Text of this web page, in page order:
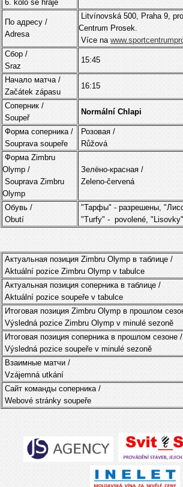
6. kolo se hráje
По адресу /
Adresa
Litvínovská 500, Praha 9,
Centrum Prosek.
Více na
Cбор /
Sraz
15:45
Начало матча /
Začátek zápasu
16:15
Соперник /
Soupeř
Normální Chlapi
Форма соперника /
Souprava soupeře
Розовая /
Růžová
Форма Zimbru
Olymp /
Souprava Zimbru
Olymp
Зелёно-красная /
Zeleno-červená
Обувь /
Obutí
"Тарфы" - разрешены,
"Turfy" - povolené,
Актуальная позиция Zimbru Olymp в таблице /
Aktuální pozice Zimbru Olymp v tabulce
Актуальная позиция соперника в таблице /
Aktuální pozice soupeře v tabulce
Итоговая позиция Zimbru Olymp в прошлом
Výsledná pozice Zimbru Olymp v minulé sezoně
Итоговая позиция соперника в прошлом сезоне /
Výsledná pozice soupeře v minulé sezoně
Взаимные матчи /
Vzájemná utkání
Сайт команды соперника /
Webové stránky soupeře